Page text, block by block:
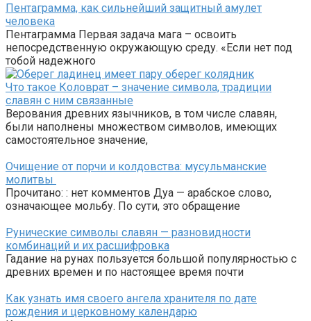
Пентаграмма, как сильнейший защитный амулет
человека
Пентаграмма Первая задача мага – освоить
непосредственную окружающую среду. «Если нет под
тобой надежного
Что такое Коловрат – значение символа, традиции
славян с ним связанные
Верования древних язычников, в том числе славян,
были наполнены множеством символов, имеющих
самостоятельное значение,
Очищение от порчи и колдовства: мусульманские
молитвы
Прочитано: : нет комментов Дуа — арабское слово,
означающее мольбу. По сути, это обращение
Рунические символы славян — разновидности
комбинаций и их расшифровка
Гадание на рунах пользуется большой популярностью с
древних времен и по настоящее время почти
Как узнать имя своего ангела хранителя по дате
рождения и церковному календарю